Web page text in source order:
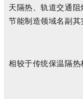
天隔热、轨道交通
节能制造领域名副其
相较于传统保温隔热